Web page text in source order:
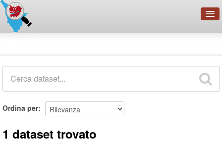
Organizzazioni
Ordina per
1 dataset trovato